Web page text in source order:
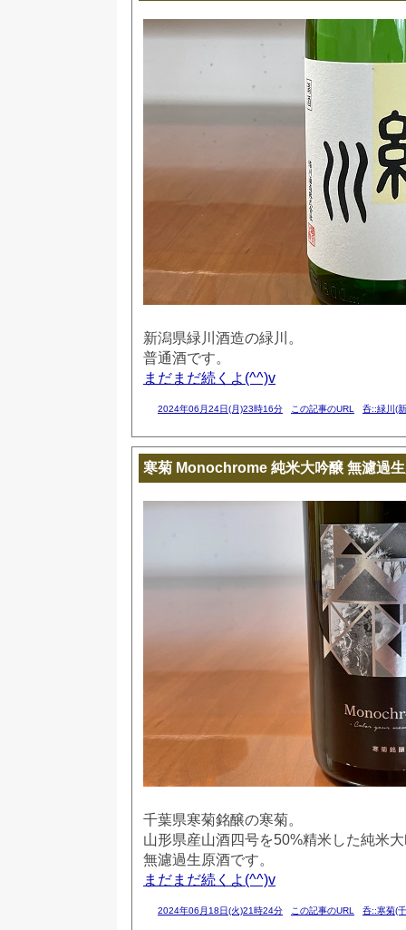
新潟県緑川酒造の緑川。
普通酒です。
まだまだ続くよ(^^)v
2024年06月24日(月)23時16分 この記事のURL 呑::緑川(
寒菊 Monochrome 純米大吟醸 無濾過
千葉県寒菊銘醸の寒菊。
山形県産山酒四号を50%精米した純米
無濾過生原酒です。
まだまだ続くよ(^^)v
2024年06月18日(火)21時24分 この記事のURL 呑::寒菊(